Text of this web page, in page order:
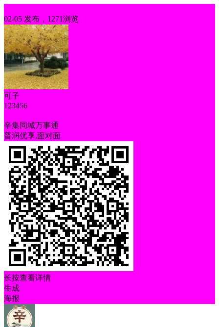
02-05 发布，1271浏览
可子
123456
辛集同城万事通
普润优享,面对面
长按查看详情
生成
海报